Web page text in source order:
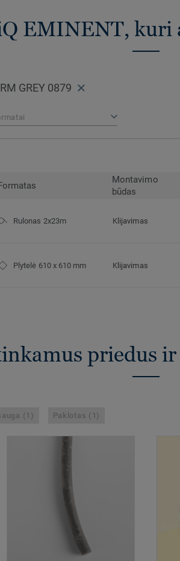
EMINENT,
GREY 0879
Montavimo
būdas
Rulonas 2x23m Klijavimas
Plytelė 610 x 610 mm Klijavimas
priedus
(1) Paklotas (1)